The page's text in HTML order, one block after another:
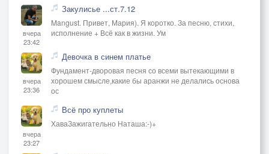
вчера
23:42
Закулисье ...ст.7.12
Mangust. Привет, Мария). Я коротко. За песню, стихи,
исполнение + Всё как в жизни. Ум
вчера
23:36
Девочка в синем платье
Фундамент-дворовая песня со всеми вытекающими в
хорошем смысле,какие бы аранжи не делались основа
ос
вчера
23:27
Всё про куплеты
ХаваЗажигательно Наташа:-)+